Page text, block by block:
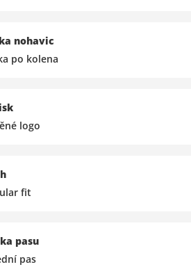
nohavic
po kolena
logo
fit
pasu
pas